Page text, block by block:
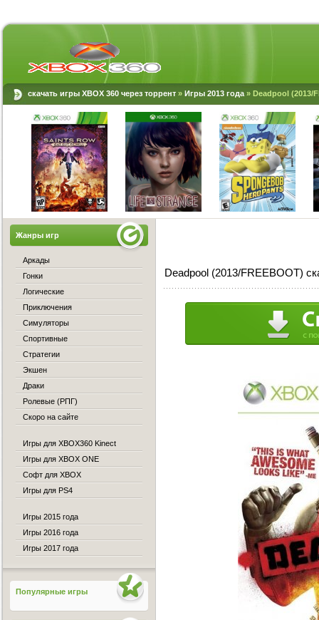
скачать игры XBOX 360 через торрент » Игры 2013 года » Deadpool (2013/
Deadpool (2013/FREEBOOT)
Жанры игр
Аркады
Гонки
Логические
Приключения
Симуляторы
Спортивные
Стратегии
Экшен
Драки
Ролевые (РПГ)
Скоро на сайте
Игры для XBOX360 Kinect
Игры для XBOX ONE
Софт для XBOX
Игры для PS4
Игры 2015 года
Игры 2016 года
Игры 2017 года
Популярные игры